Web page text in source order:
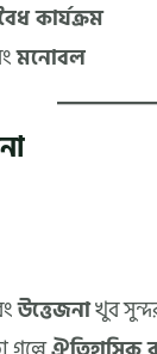
কার্যক্রম
মনোবল
উত্তেজনাখুব